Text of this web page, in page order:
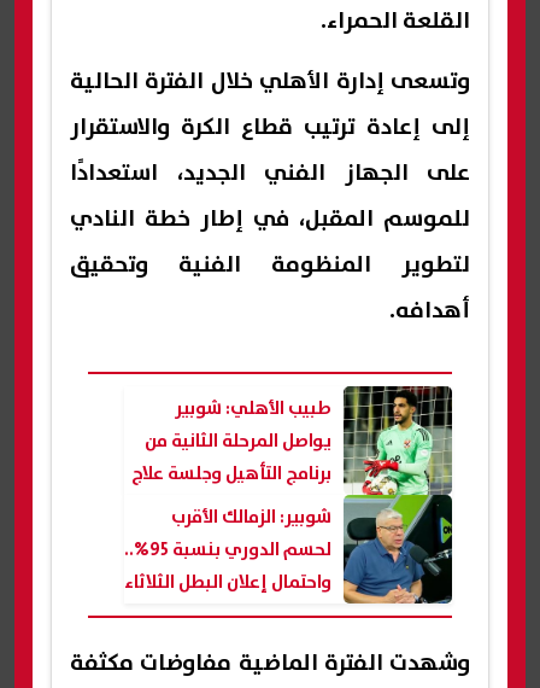
القلعة الحمراء.
وتسعى إدارة الأهلي خلال الفترة الحالية
إلى إعادة ترتيب قطاع الكرة والاستقرار
على الجهاز الفني الجديد، استعدادًا
للموسم المقبل، في إطار خطة النادي
لتطوير المنظومة الفنية وتحقيق
أهدافه.
طبيب الأهلي: شوبير
يواصل المرحلة الثانية من
برنامج التأهيل وجلسة علاج
طبيعي لحمزة علاء
شوبير: الزمالك الأقرب
لحسم الدوري بنسبة 95%..
واحتمال إعلان البطل الثلاثاء
وشهدت الفترة الماضية مفاوضات مكثفة